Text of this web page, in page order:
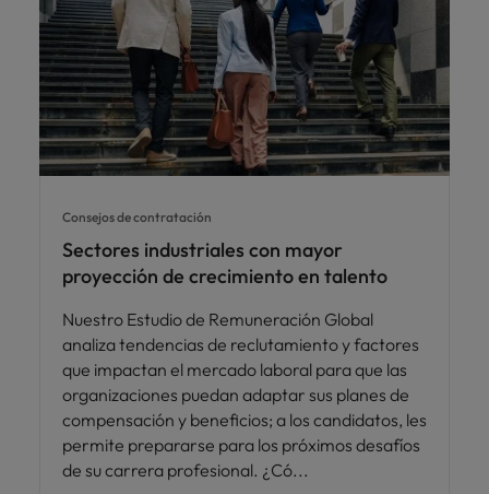
Consejos de contratación
Sectores industriales con mayor
proyección de crecimiento en talento
Nuestro Estudio de Remuneración Global
analiza tendencias de reclutamiento y factores
que impactan el mercado laboral para que las
organizaciones puedan adaptar sus planes de
compensación y beneficios; a los candidatos, les
permite prepararse para los próximos desafíos
de su carrera profesional. ¿Có